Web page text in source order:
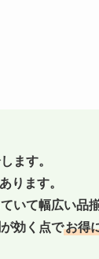
ます。
ります。
いて幅広い品
効く点でお得